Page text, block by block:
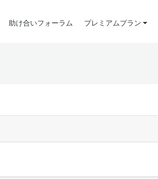
助け合いフォーラム プレミアムプラン